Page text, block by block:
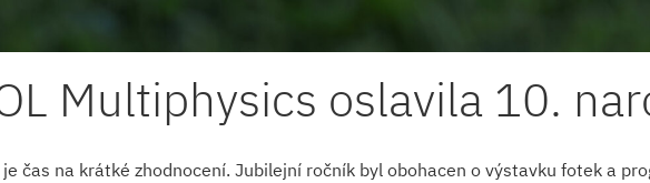
Multiphysics oslavila 10.
čas na krátké zhodnocení. Jubilejní ročník byl obohacen o výstavku fotek a